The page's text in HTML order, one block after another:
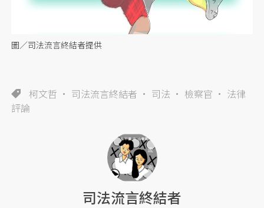
圖／司法流言終結者提供
柯文哲 司法流言終結者 司法 檢察官
法律
評論
司法流言終結者